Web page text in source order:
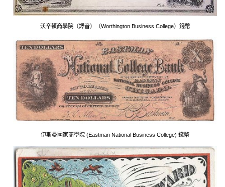
沃辛頓商學院（譯音）（Worthington Business College）錢幣
伊斯曼國家商學院 (Eastman National Business College) 錢幣